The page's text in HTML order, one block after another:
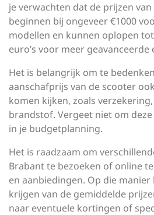
je verwachten dat de prijzen
beginnen bij ongeveer €1000
modellen en kunnen oplopen
euro’s voor meer
Het is belangrijk om te
aanschafprijs van de scooter
komen kijken, zoals
brandstof. Vergeet niet om
in je budgetplanning.
Het is raadzaam om
Brabant te bezoeken of online
en aanbiedingen. Op die
krijgen van de gemiddelde
naar eventuele kortingen of